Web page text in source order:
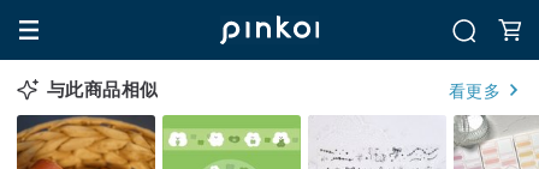
与此商品相似 看更多